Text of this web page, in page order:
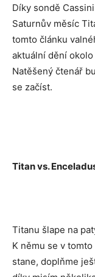
Díky sondě
Saturnův měsíc
tomto článku
aktuální dění
Natěšený čtenář
se začíst.
Titan vs.
Titanu šlape na
K němu se v
stane, doplňme